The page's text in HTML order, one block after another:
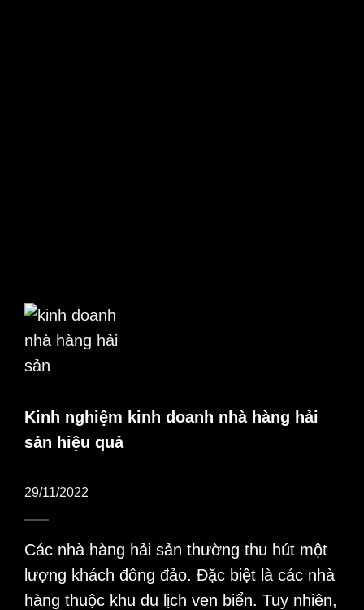
Kinh nghiệm kinh doanh nhà hàng hải
sản hiệu quả
29/11/2022
Các nhà hàng hải sản thường thu hút một
lượng khách đông đảo. Đặc biệt là các nhà
hàng thuộc khu du lịch ven biển. Tuy nhiên,